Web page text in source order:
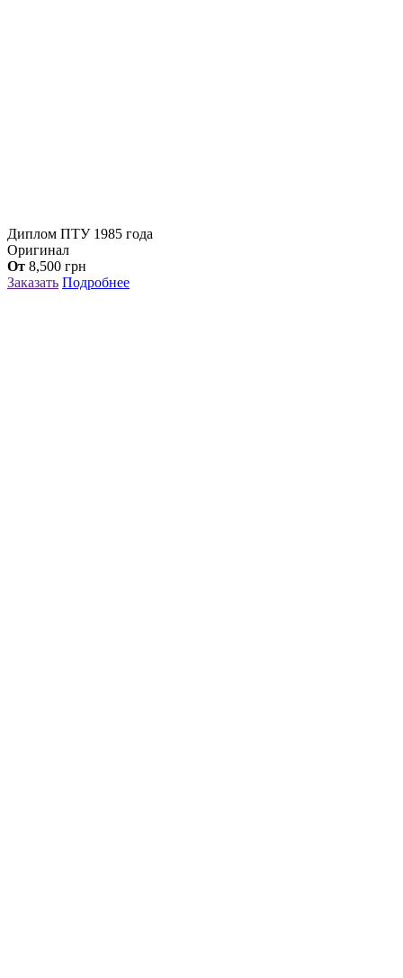
Диплом ПТУ 1985 года
Оригинал
От 8,500 грн
Заказать Подробнее